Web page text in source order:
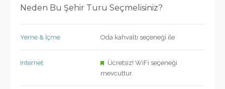
Neden Bu Şehir Turu Seçmelisiniz?
Yeme & İçme Oda kahvaltı seçeneği ile
Internet
Ücretsiz! WiFi seçeneği
mevcuttur.